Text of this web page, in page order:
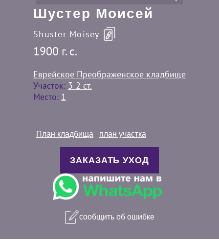
Шустер Моисей
Shuster Moisey
1900 г. c.
Еврейское Преображенское кладбище
Участок: 3-2 ст.
Место: 1
План кладбища план участка
ЗАКАЗАТЬ УХОД
сообщить об ошибке